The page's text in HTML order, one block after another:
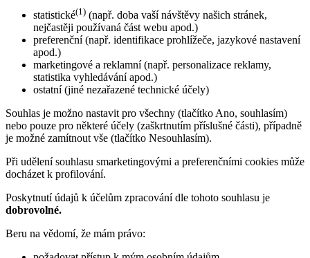
statistické(1) (např. doba vaší návštěvy našich stránek,
nejčastěji používaná část webu apod.)
preferenční (např. identifikace prohlížeče, jazykové nastavení
apod.)
marketingové a reklamní (např. personalizace reklamy,
statistika vyhledávání apod.)
ostatní (jiné nezařazené technické účely)
Souhlas je možno nastavit pro všechny (tlačítko Ano, souhlasím)
nebo pouze pro některé účely (zaškrtnutím příslušné části), případně
je možné zamítnout vše (tlačítko Nesouhlasím).
Při udělení souhlasu smarketingovými a preferenčními cookies může
docházet k profilování.
Poskytnutí údajů k účelům zpracování dle tohoto souhlasu je
dobrovolné.
Beru na vědomí, že mám právo: